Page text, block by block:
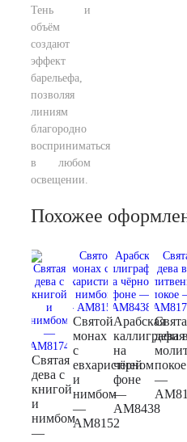
Тень и
объём
создают
эффект
барельефа,
позволяя
линиям
благородно
восприниматься
в любом
освещении.
Похожее
Святая
дева с
книгой
и
нимбом
—
Святой
монах
с
евхаристией
и
нимбом
—
AM8152
Арабская
каллиграфия
на
чёрном
фоне
—
AM8438
дева
покое
—